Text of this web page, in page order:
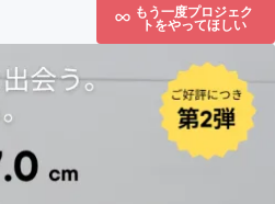
もう一度プロジェク
トをやってほしい